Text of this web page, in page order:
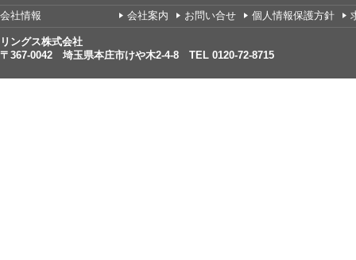
会社情報
会社案内 お問い合せ 個人情報保護方針
リングス株式会社
〒367-0042 埼玉県本庄市けや木2-4-8 TEL 0120-72-8715